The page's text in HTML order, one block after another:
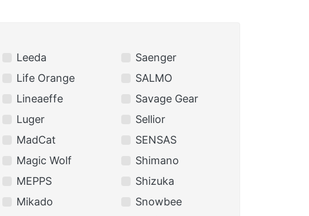
Leeda
Life Orange
Lineaeffe
Luger
MadCat
Magic Wolf
MEPPS
Mikado
Saenger
SALMO
Savage Gear
Sellior
SENSAS
Shimano
Shizuka
Snowbee